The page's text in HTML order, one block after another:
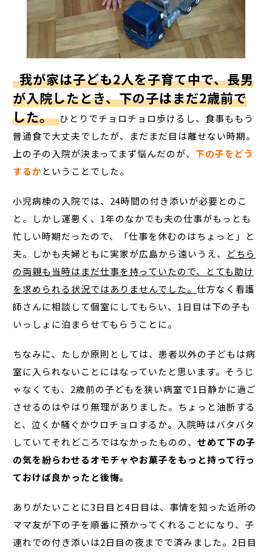
我が家は子ども2人を子育て中で、長男
が入院したとき、下の子はまだ2歳前で
した。 ひとりでチョロチョロ歩けるし、食事ももう
普通食で大丈夫でしたが、まだまだ目は離せない時期。
上の子の入院が決まってまず悩んだのが、下の子をどう
するかということでした。
小児病棟の入院では、24時間の付き添いが必要とのこ
と。しかし運悪く、1年のなかでも夫の仕事がもっとも
忙しい時期だったので、「仕事を休むのはちょっと」と
夫。しかも夫婦ともに実家が広島から遠いうえ、 どちら
の両親も当時はまだ仕事を持っていたので、とても助け
を求められる状況ではありませんでした。仕方なく看護
師さんに相談して個室にしてもらい、1日目は下の子も
いっしょに泊まらせてもらうことに。
ちなみに、たしか原則としては、患者以外の子どもは病
室に入られないことにはなっていたと思います。そうじ
ゃなくても、2歳前の子どもを狭い病室で1日静かに過ご
させるのはやはり無理がありました。ちょっと油断する
と、泣くか騒ぐかウロチョロするか。入院時はバタバタ
していてそれどころではなかったものの、せめて下の子
の気を紛らわせるオモチャやお菓子をもっと持って行っ
ておけば良かったと後悔。
ありがたいことに3日目と4日目は、事情を知った近所の
ママ友が下の子を順番に預かってくれることになり、子
連れでの付き添いは2日目の夜までで済みました。2日目